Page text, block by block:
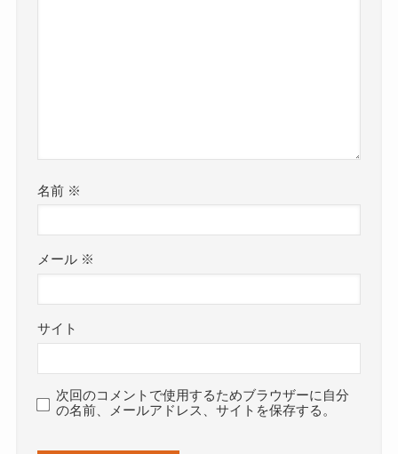
名前 ※
メール ※
サイト
次回のコメントで使用するためブラウザーに自分
の名前、メールアドレス、サイトを保存する。